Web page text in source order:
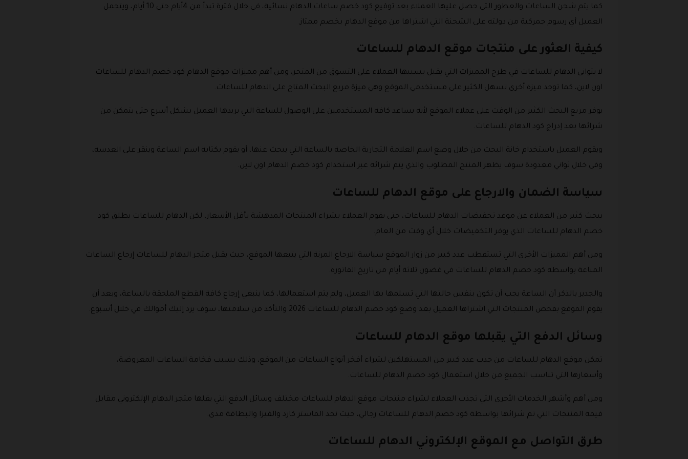
كما يتم شحن الساعات والعطور التي حصل عليها العملاء بعد توقيع كود خصم ساعات الدهام نسائية، في خلال فترة تبدأ من 4أيام حتى 10 أيام، ويتحمل
العميل أي رسوم جمركية من دولته على الشحنة التي اشتراها من موقع الدهام بخصم ممتاز.
كيفية العثور على منتجات موقع الدهام للساعات
لا يتوانى الدهام للساعات في طرح المميزات التي يقبل بسببها العملاء على التسوق من المتجر، ومن أهم مميزات موقع الدهام كود خصم الدهام للساعات
اون لاين، كما توجد ميزة أخرى تسهل الكثير على مستخدمي الموقع وهي ميزة مربع البحث المتاح على الدهام للساعات.
يوفر مربع البحث الكثير من الوقت على عملاء الموقع لأنه يساعد كافة المستخدمين على الوصول للساعة التي يريدها العميل بشكل أسرع حتى يتمكن من
شرائها بعد إدراج كود الدهام للساعات.
ويقوم العميل باستخدام خانة البحث من خلال وضع اسم العلامة التجارية الخاصة بالساعة التي يبحث عنها، أو يقوم بكتابة اسم الساعة وينقر على العدسة،
وفي خلال ثواني معدودة سوف يظهر المنتج المطلوب والذي يتم شرائه عبر استخدام كود خصم الدهام اون لاين.
سياسة الضمان والارجاع على موقع الدهام للساعات
يبحث كثير من العملاء عن موعد تخفيضات الدهام للساعات، حتى يقوم العملاء بشراء المنتجات المدهشة بأقل الأسعار، لكن الدهام للساعات يطلق كود
خصم الدهام للساعات الذي يوفر التخفيضات خلال أي وقت من العام.
ومن أهم المميزات الأخرى التي تستقطب عدد كبير من زوار الموقع سياسة الارجاع المرنة التي يتبعها الموقع، حيث يقبل متجر الدهام للساعات إرجاع الساعات
المباعة بواسطة كود خصم الدهام للساعات في غضون ثلاثة أيام من تاريخ الفاتورة.
والجدير بالذكر أن الساعة يجب أن تكون بنفس حالتها التي تسلمها بها العميل، ولم يتم استعمالها، كما ينبغي إرجاع كافة القطع الملحقة بالساعة، وبعد أن
يقوم الموقع بفحص المنتجات التي اشتراها العميل بعد وضع كود خصم الدهام للساعات 2026 والتأكد من سلامتها، سوف يرد إليك أموالك في خلال أسبوع.
وسائل الدفع التي يقبلها موقع الدهام للساعات
تمكن موقع الدهام للساعات من جذب عدد كبير من المستهلكين لشراء أفخر أنواع الساعات من الموقع، وذلك بسبب فخامة الساعات المعروضة،
وأسعارها التي تناسب الجميع من خلال استعمال كود خصم الدهام للساعات.
ومن أهم وأشهر الخدمات الأخرى التي تجذب العملاء لشراء منتجات موقع الدهام للساعات مختلف وسائل الدفع التي يقلها متجر الدهام الإلكتروني مقابل
قيمة المنتجات التي تم شرائها بواسطة كود خصم الدهام للساعات رجالي، حيث نجد الماستر كارد والفيزا والبطاقة مدى.
طرق التواصل مع الموقع الإلكتروني الدهام للساعات